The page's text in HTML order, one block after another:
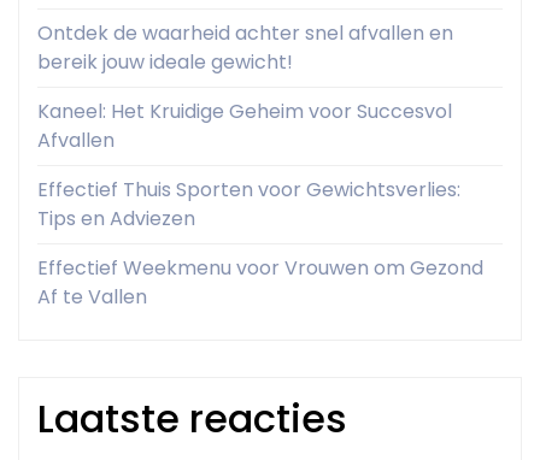
Ontdek de waarheid achter snel afvallen en
bereik jouw ideale gewicht!
Kaneel: Het Kruidige Geheim voor Succesvol
Afvallen
Effectief Thuis Sporten voor Gewichtsverlies:
Tips en Adviezen
Effectief Weekmenu voor Vrouwen om Gezond
Af te Vallen
Laatste reacties